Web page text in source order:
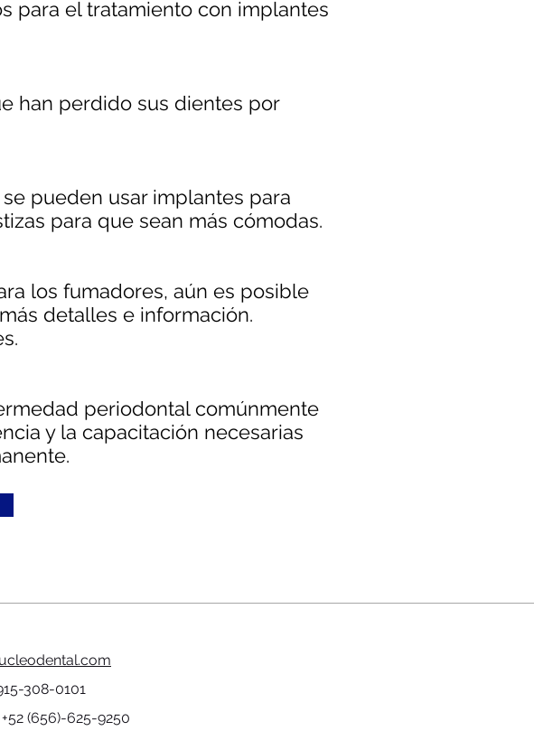
para el tratamiento con implantes
han perdido sus dientes por
pueden usar implantes para
para que sean más cómodas.
los fumadores, aún es posible
detalles e información.
periodontal comúnmente
y la capacitación necesarias
308-0101
(656)-625-9250